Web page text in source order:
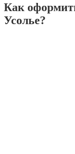
Как
Усолье?